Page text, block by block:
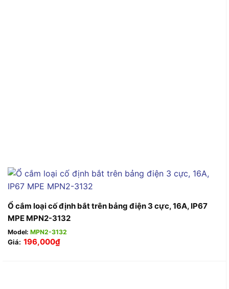
Ổ cắm loại cố định bắt trên bảng điện 3 cực, 16A, IP67
MPE MPN2-3132
Model: MPN2-3132
Giá: 196,000₫